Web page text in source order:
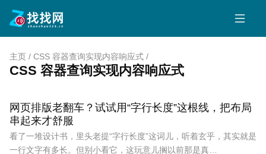
主页 / CSS 容器查询实现内容响应式 /
CSS 容器查询实现内容响应式
网页排版老翻车？试试用“字行长度”这根线，把布局
串起来才舒服
看了一堆设计书，里头老提“字行长度”这词儿，听着玄乎，其实就是
一行文字有多长。但别小看它，这玩意儿搁以前那是真…